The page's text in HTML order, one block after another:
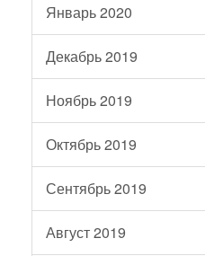
Январь 2020
Декабрь 2019
Ноябрь 2019
Октябрь 2019
Сентябрь 2019
Август 2019